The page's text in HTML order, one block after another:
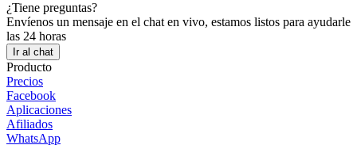
¿Tiene preguntas?
Envíenos un mensaje en el chat en vivo, estamos listos para ayudarle
las 24 horas
Ir al chat
Producto
Precios
Facebook
Aplicaciones
Afiliados
WhatsApp